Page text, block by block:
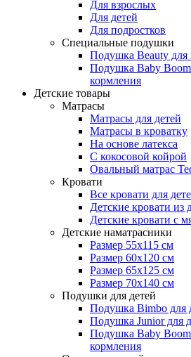
Для взрослых
Для детей
Для подростков
Специальные подушки
Подушка Beauty для
Подушка Baby
кормления
Детские товары
Матрасы
Матрасы для детей
Матрасы в кроватку
На основе латекса
С кокосовой койрой
Овальный матрас
Кровати
Все кровати для
Детские кровати из
Детские кровати с
Детские наматрасники
Размер 55x115 см
Размер 60x120 см
Размер 65x125 см
Размер 70x140 см
Подушки для детей
Подушка Bimbo для
Подушка Junior для
Подушка Baby
кормления